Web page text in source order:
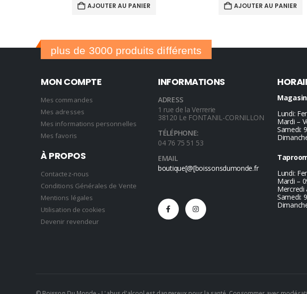
AJOUTER AU PANIER AJOUTER AU PANIER
plus de 3000 produits différents
MON COMPTE
Mes commandes
Mes adresses
Mes informations personnelles
Mes favoris
À PROPOS
Contactez-nous
Conditions Générales de Vente
Mentions légales
Utilisation de cookies
Devenir revendeur
INFORMATIONS
ADRESS
1 rue de la Verrerie
38120 Le FONTANIL-CORNILLON
TÉLÉPHONE:
04 76 75 51 53
EMAIL
boutique[@[boissonsdumonde.fr
Lundi:
Mardi –
Samedi:
Lundi:
Mardi –
Mercredi
Samedi: